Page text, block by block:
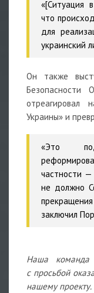
«[Ситуация
что
для
украинский
Он также
Безопасности
отреагировал
Украины» и
«Это
частности
не должно
заключил
Наша команда
с просьбой
нашему проекту.